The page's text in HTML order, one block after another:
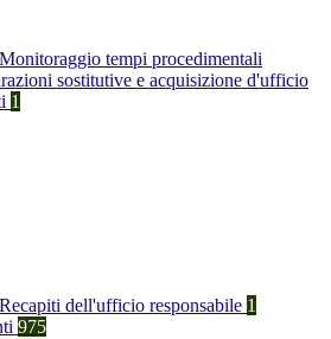
Monitoraggio tempi procedimentali
sostitutive e acquisizione d'ufficio
1
Recapiti dell'ufficio responsabile 1
975